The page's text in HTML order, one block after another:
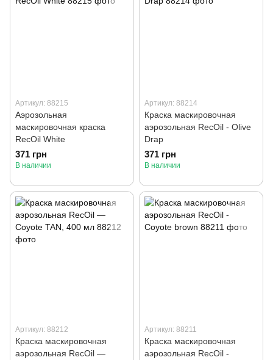
Артикул: 88215
Аэрозольная
маскировочная краска
RecOil White
371 грн
В наличии
Артикул: 88214
Краска маскировочная
аэрозольная RecOil - Olive
Drap
371 грн
В наличии
Артикул: 88212
Краска маскировочная
аэрозольная RecOil —
Артикул: 88211
Краска маскировочная
аэрозольная RecOil -